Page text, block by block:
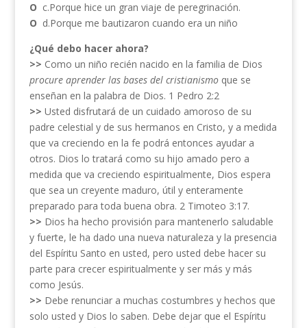
O c.Porque hice un gran viaje de peregrinación.
O d.Porque me bautizaron cuando era un niño
¿Qué debo hacer ahora?
>> Como un niño recién nacido en la familia de Dios
procure aprender las bases del cristianismoque se
enseñan en la palabra de Dios. 1 Pedro 2:2
>> Usted disfrutará de un cuidado amoroso de su
padre celestial y de sus hermanos en Cristo, y a medida
que va creciendo en la fe podrá entonces ayudar a
otros. Dios lo tratará como su hijo amado pero a
medida que va creciendo espiritualmente, Dios espera
que sea un creyente maduro, útil y enteramente
preparado para toda buena obra. 2 Timoteo 3:17.
>> Dios ha hecho provisión para mantenerlo saludable
y fuerte, le ha dado una nueva naturaleza y la presencia
del Espíritu Santo en usted, pero usted debe hacer su
parte para crecer espiritualmente y ser más y más
como Jesús.
>> Debe renunciar a muchas costumbres y hechos que
solo usted y Dios lo saben. Debe dejar que el Espíritu